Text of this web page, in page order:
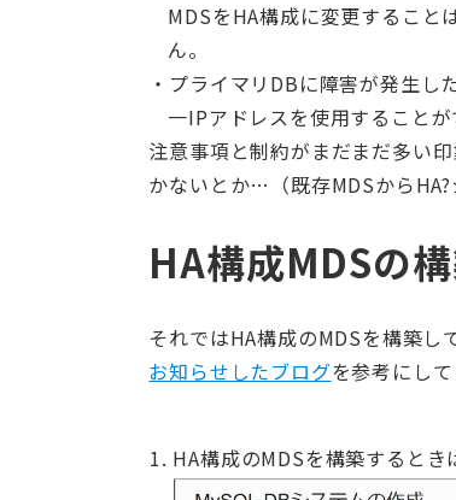
MDSをHA構成に変更するこ
ん。
プライマリDBに障害が発生し
一IPアドレスを使用することが
注意事項と制約がまだまだ多い
かないとか…（既存MDSからHA?
HA構成MDSの
それではHA構成のMDSを構築し
お知らせしたブログを参考にして
HA構成のMDSを構築するとき